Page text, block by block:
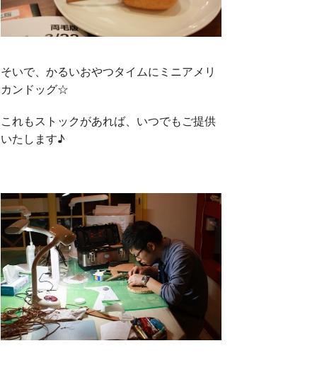
そいで、かるいおやつタイムにミニアメリ
カンドッグ☆
これもストックがあれば、いつでもご提供
いたします♪